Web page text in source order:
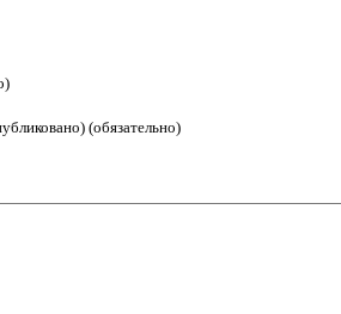
(обязательно)